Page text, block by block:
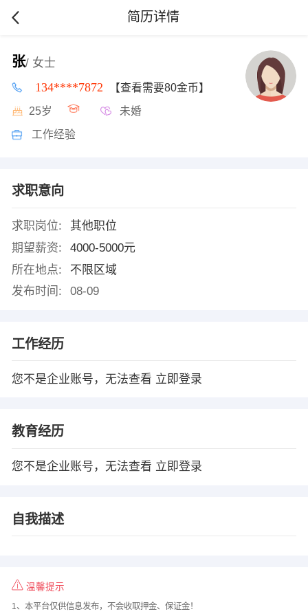
简历详情
张/ 女士
134****7872 【查看需要80金币】
25岁 未婚
工作经验
求职意向
求职岗位:
其他职位
期望薪资:
4000-5000元
所在地点:
不限区域
发布时间:
08-09
工作经历
您不是企业账号，无法查看 立即登录
教育经历
您不是企业账号，无法查看 立即登录
自我描述
温馨提示
1、本平台仅供信息发布，不会收取押金、保证金！